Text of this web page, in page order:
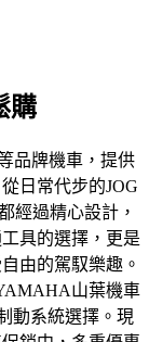
購
品牌機車，提供
日常代步的JOG
經過精心設計，
具的選擇，更是
由的駕馭樂趣。
山葉機車
動系統選擇。現